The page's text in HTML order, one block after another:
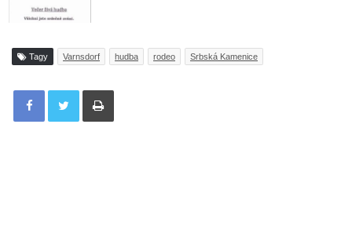
Tagy Varnsdorf hudba rodeo Srbská Kamenice
Tisknout